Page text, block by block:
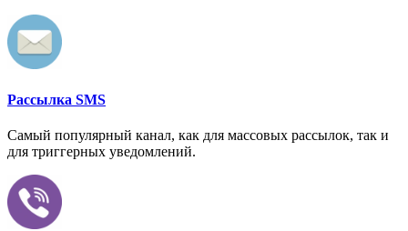
Рассылка SMS
Самый популярный канал, как для массовых рассылок, так и
для триггерных уведомлений.